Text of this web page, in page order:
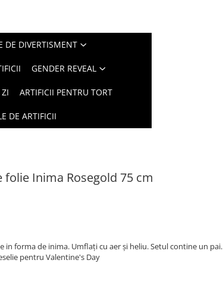
DE DIVERTISMENT
GENDER REVEAL
ARTIFICII PENTRU TORT
DE ARTIFICII
folie Inima Rosegold 75 cm
in forma de inima. Umflați cu aer și heliu. Setul contine un pai.
pentru Valentine's Day